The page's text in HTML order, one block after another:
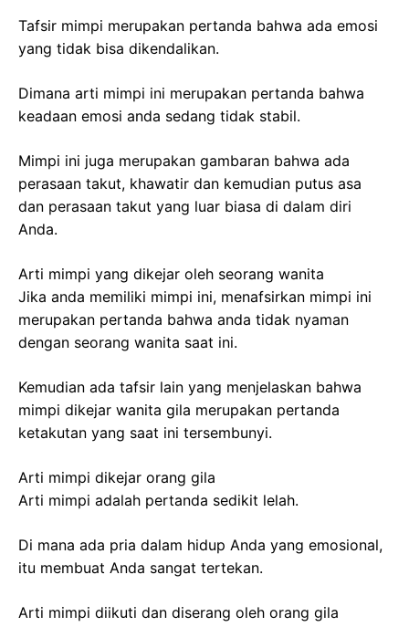
Tafsir mimpi merupakan pertanda bahwa ada emosi
yang tidak bisa dikendalikan.
Dimana arti mimpi ini merupakan pertanda bahwa
keadaan emosi anda sedang tidak stabil.
Mimpi ini juga merupakan gambaran bahwa ada
perasaan takut, khawatir dan kemudian putus asa
dan perasaan takut yang luar biasa di dalam diri
Anda.
Arti mimpi yang dikejar oleh seorang wanita
Jika anda memiliki mimpi ini, menafsirkan mimpi ini
merupakan pertanda bahwa anda tidak nyaman
dengan seorang wanita saat ini.
Kemudian ada tafsir lain yang menjelaskan bahwa
mimpi dikejar wanita gila merupakan pertanda
ketakutan yang saat ini tersembunyi.
Arti mimpi dikejar orang gila
Arti mimpi adalah pertanda sedikit lelah.
Di mana ada pria dalam hidup Anda yang emosional,
itu membuat Anda sangat tertekan.
Arti mimpi diikuti dan diserang oleh orang gila